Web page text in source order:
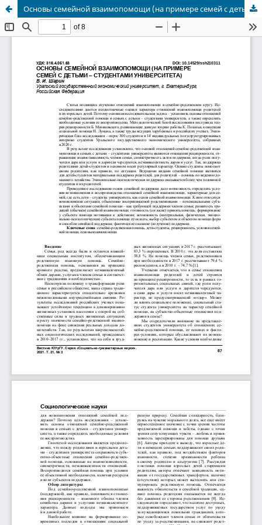
Основы семейной взаимопомощи (на примере семей с детьми-студентами университета)